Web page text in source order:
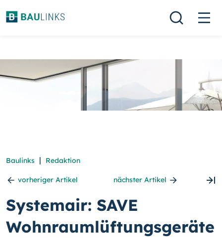
Baulinks | Redaktion
vorheriger Artikel nächster Artikel
Systemair: SAVE
Wohnraumlüftungsgeräte